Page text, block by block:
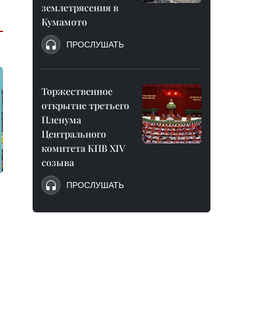
землетрясения в
Кумамото
ПРОСЛУШАТЬ
Торжественное
открытие третьего
Пленума
Центрального
комитета КПВ XIV
созыва
ПРОСЛУШАТЬ